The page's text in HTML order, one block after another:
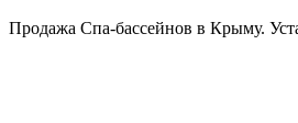
Продажа Спа-бассейнов в Крыму.